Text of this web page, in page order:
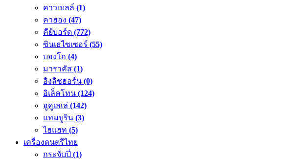
คาวเบลล์ (1)
คาฮอง (47)
คีย์บอร์ด (772)
ซินเธไซเซอร์ (55)
บองโก (4)
มาราคัส (1)
อิงลิชฮอร์น (0)
อิเล็คโทน (124)
อูคูเลเล่ (142)
แทมบูริน (3)
ไฮแฮท (5)
เครื่องดนตรีไทย
กระจับปี่ (1)